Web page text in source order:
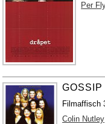
Per
Filmaffisch
Colin Nutley